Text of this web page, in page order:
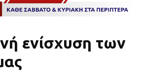
ενίσχυση των